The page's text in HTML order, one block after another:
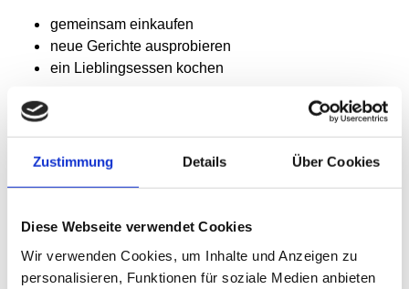
Zustimmung Details Über Cookies
Diese Webseite verwendet Cookies
Wir verwenden Cookies, um Inhalte und Anzeigen zu
personalisieren, Funktionen für soziale Medien anbieten
gemeinsam einkaufen
neue Gerichte ausprobieren
ein Lieblingsessen kochen
Allekönnen
Du musst nicht gut kochen können.
Plaudern.